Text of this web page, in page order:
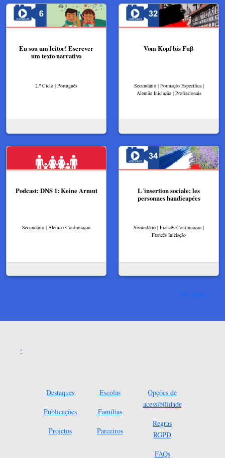
Eu sou um leitor! Escrever
um texto narrativo
2.º Ciclo | Português
Vom Kopf bis Fuβ
Secundário | Formação Específica |
Alemão Iniciação | Profissionais
Podcast: DNS 1: Keine Armut
Secundário | Alemão Continuação
L´insertion sociale: les
personnes handicapées
Secundário | Francês Continuação |
Francês Iniciação
Ver mais
Destaques
Publicações
Projetos
Escolas
Famílias
Parceiros
Opções de
acessibilidade
Regras
RGPD
FAQs